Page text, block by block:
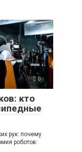
0
кто
рук: почему
роботов: